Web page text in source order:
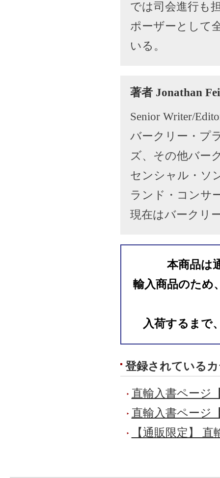
では司会進行も
ポーザーとして
いる。
著者 Jonathan
Senior Writer/
バークリー・プ
ズ、その他バー
センシャル・ソ
ランド・コンサ
現在はバークリ
本商品は
輸入商品のため
入荷するまで
登録されている
直輸入書ページ
直輸入書ページ
【通販限定】 直